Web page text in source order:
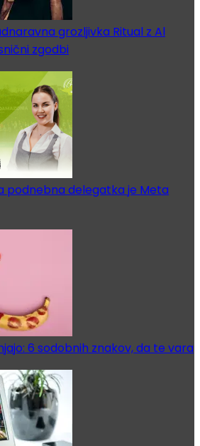
grozljivka Ritual z Al
zgodbi
podnebna delegatka je Meta
6 sodobnih znakov, da te vara